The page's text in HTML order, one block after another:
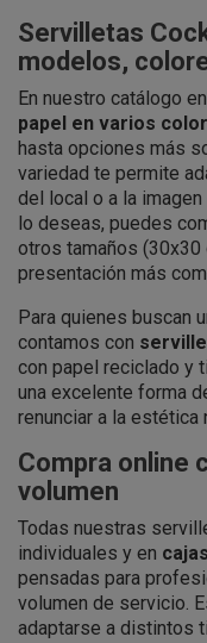
Servilletas
modelos,
En nuestro catálogo
papel en varios
hasta opciones más
variedad te permite
del local o a la
lo deseas, puedes
otros tamaños (30x30
presentación más
Para quienes buscan
contamos con
con papel reciclado y
una excelente forma
renunciar a la estética
Compra online
volumen
Todas nuestras
individuales y en
pensadas para
volumen de servicio.
adaptarse a distintos